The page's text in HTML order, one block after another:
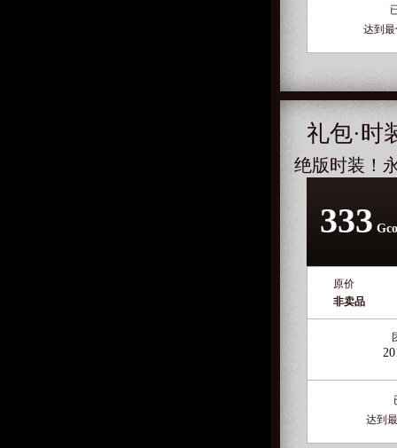
达到最
礼包·时
绝版时装！
333
原价
非卖品
达到